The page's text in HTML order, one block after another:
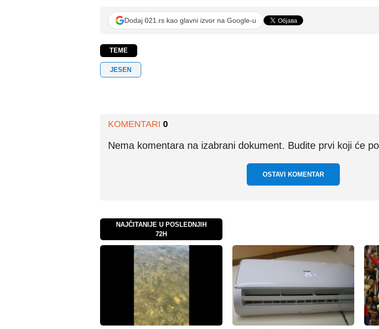
Dodaj 021.rs kao glavni izvor na Google-u
TEME
JESEN
KOMENTARI 0
Nema komentara na izabrani dokument. Budite prvi koji će
OSTAVI KOMENTAR
NAJČITANIJE U POSLEDNJIH
72H